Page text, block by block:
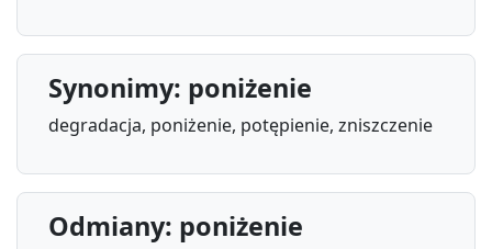
Synonimy: poniżenie
degradacja, poniżenie, potępienie, zniszczenie
Odmiany: poniżenie